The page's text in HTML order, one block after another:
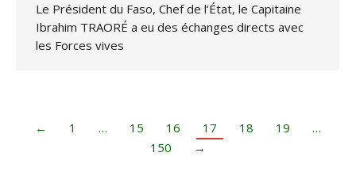
Le Président du Faso, Chef de l’État, le Capitaine
Ibrahim TRAORÉ a eu des échanges directs avec
les Forces vives
← 1 … 15 16 17 18 19
…
150
→